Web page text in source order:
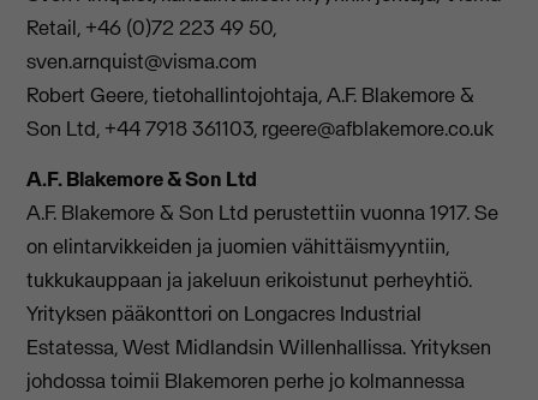
Retail, +46 (0)72 223 49 50,
sven.arnquist@visma.com
Robert Geere, tietohallintojohtaja, A.F. Blakemore &
Son Ltd, +44 7918 361103, rgeere@afblakemore.co.uk
A.F. Blakemore & Son Ltd
A.F. Blakemore & Son Ltd perustettiin vuonna 1917. Se
on elintarvikkeiden ja juomien vähittäismyyntiin,
tukkukauppaan ja jakeluun erikoistunut perheyhtiö.
Yrityksen pääkonttori on Longacres Industrial
Estatessa, West Midlandsin Willenhallissa. Yrityksen
johdossa toimii Blakemoren perhe jo kolmannessa